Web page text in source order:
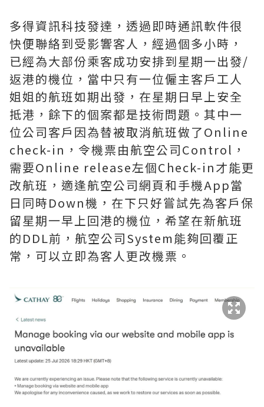
多得資訊科技發達，透過即時通訊軟件很
快便聯絡到受影響客人，經過個多小時，
已經為大部份乘客成功安排到星期一出發/
返港的機位，當中只有一位僱主客戶工人
姐姐的航班如期出發，在星期日早上安全
抵港，餘下的個案都是技術問題。其中一
位公司客戶因為替被取消航班做了Online
check-in，令機票由航空公司Control，
需要Online release左個Check-in才能更
改航班，適逢航空公司網頁和手機App當
日同時Down機，在下只好嘗試先為客戶保
留星期一早上回港的機位，希望在新航班
的DDL前，航空公司System能夠回覆正
常，可以立即為客人更改機票。